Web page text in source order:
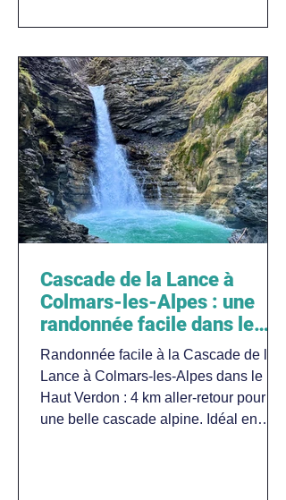
Cascade de la Lance à
Colmars-les-Alpes : une
randonnée facile dans le
Haut Verdon
Randonnée facile à la Cascade de la
Lance à Colmars-les-Alpes dans le
Haut Verdon : 4 km aller-retour pour
une belle cascade alpine. Idéal en